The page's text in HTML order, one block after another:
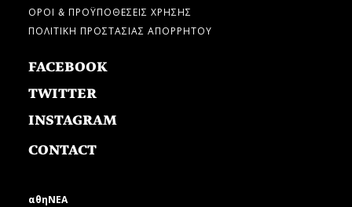
ΟΡΟΙ & ΠΡΟΫΠΟΘΕΣΕΙΣ ΧΡΗΣΗΣ
ΠΟΛΙΤΙΚΗ ΠΡΟΣΤΑΣΙΑΣ ΑΠΟΡΡΗΤΟΥ
FACEBOOK
TWITTER
INSTAGRAM
CONTACT
αθηΝΕΑ